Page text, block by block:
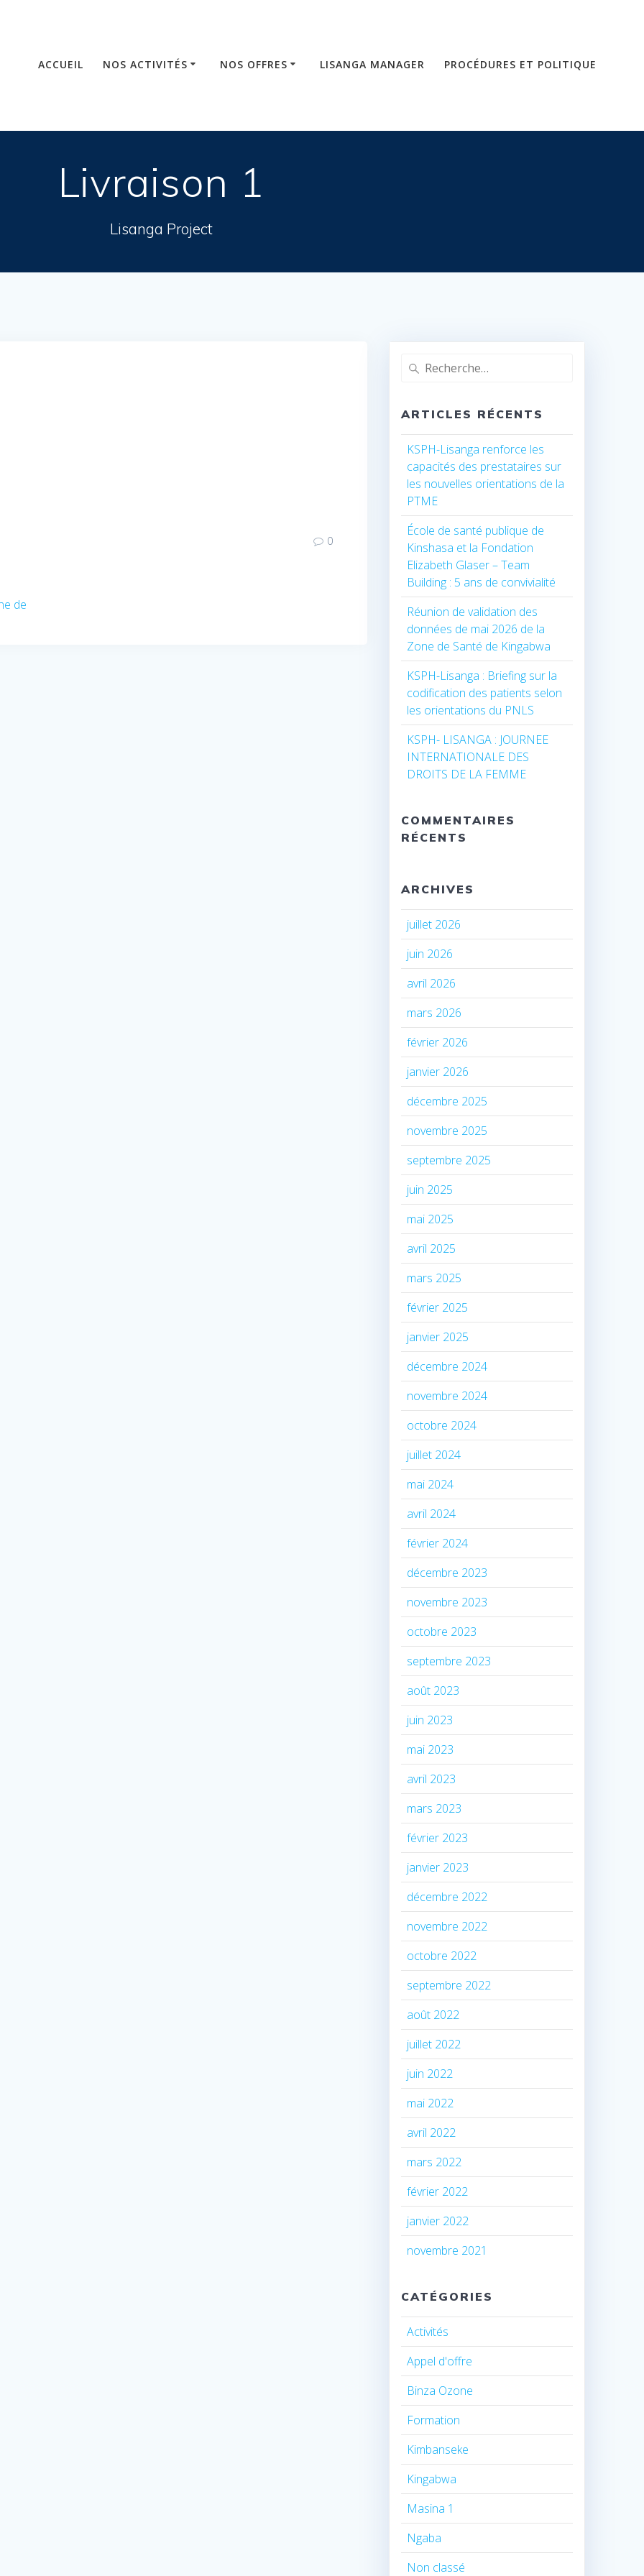
ACCUEIL NOS ACTIVITÉS NOS OFFRES LISANGA MANAGER PROCÉDURES ET POLITIQUE
Livraison 1
Lisanga Project
0
de
Recherche
ARTICLES RÉCENTS
KSPH-Lisanga renforce les
capacités des prestataires sur
les nouvelles orientations de la
PTME
École de santé publique de
Kinshasa et la Fondation
Elizabeth Glaser – Team
Building : 5 ans de convivialité
Réunion de validation des
données de mai 2026 de la
Zone de Santé de Kingabwa
KSPH-Lisanga : Briefing sur la
codification des patients selon
les orientations du PNLS
KSPH- LISANGA : JOURNEE
INTERNATIONALE DES
DROITS DE LA FEMME
COMMENTAIRES
RÉCENTS
ARCHIVES
juillet 2026
juin 2026
avril 2026
mars 2026
février 2026
janvier 2026
décembre 2025
novembre 2025
septembre 2025
juin 2025
mai 2025
avril 2025
mars 2025
février 2025
janvier 2025
décembre 2024
novembre 2024
octobre 2024
juillet 2024
mai 2024
avril 2024
février 2024
décembre 2023
novembre 2023
octobre 2023
septembre 2023
août 2023
juin 2023
mai 2023
avril 2023
mars 2023
février 2023
janvier 2023
décembre 2022
novembre 2022
octobre 2022
septembre 2022
août 2022
juillet 2022
juin 2022
mai 2022
avril 2022
mars 2022
février 2022
janvier 2022
novembre 2021
CATÉGORIES
Activités
Appel d'offre
Binza Ozone
Formation
Kimbanseke
Kingabwa
Masina 1
Ngaba
Non classé